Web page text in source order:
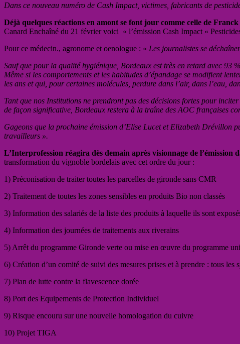
Dans ce nouveau numéro de Cash Impact, victimes, fabricants de
Déjà quelques réactions en amont se font jour comme celle de
Canard Enchaîné du 21 février voici « l’émission Cash Impact «
Pour ce médecin., agronome et oenologue : « Les journalistes se
Sauf que pour la qualité hygiénique, Bordeaux est très en retard avec 93
Même si les comportements et les habitudes d’épandage se modifient
les ans et qui, pour certaines molécules, perdure dans l’air, dans l’eau,
Tant que nos Institutions ne prendront pas des décisions fortes pour
de façon significative, Bordeaux restera à la traîne des AOC françaises
Gageons que la prochaine émission d’Elise Lucet et Elizabeth Drévillon
travailleurs ».
L’Interprofession réagira dès demain après visionnage de l’émission
transformation du vignoble bordelais avec cet ordre du jour :
1) Préconisation de traiter toutes les parcelles de gironde sans CMR
2) Traitement de toutes les zones sensibles en produits Bio non classés
3) Information des salariés de la liste des produits à laquelle ils sont
4) Information des journées de traitements aux riverains
5) Arrêt du programme Gironde verte ou mise en œuvre du programme
6) Création d’un comité de suivi des mesures prises et à prendre : tous
7) Plan de lutte contre la flavescence dorée
8) Port des Equipements de Protection Individuel
9) Risque encouru sur une nouvelle homologation du cuivre
10) Projet TIGA